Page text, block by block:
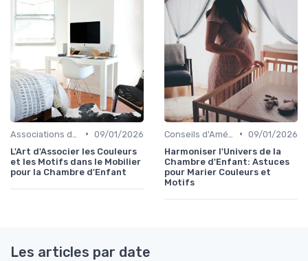
• 09/01/2026
L'Art d'Associer les Couleurs
et les Motifs dans le Mobilier
pour la Chambre d'Enfant
• 09/01/2026
Harmoniser l'Univers de la
Chambre d'Enfant: Astuces
pour Marier Couleurs et
Motifs
Les articles par date